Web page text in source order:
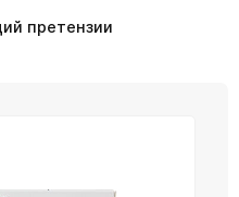
претензии